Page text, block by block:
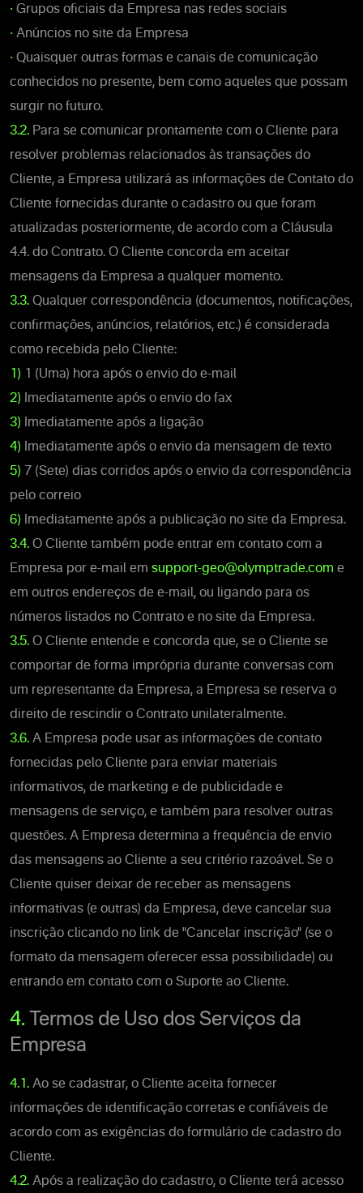
• Grupos oficiais da Empresa nas redes sociais
• Anúncios no site da Empresa
• Quaisquer outras formas e canais de comunicação
conhecidos no presente, bem como aqueles que possam
surgir no futuro.
3.2. Para se comunicar prontamente com o Cliente para
resolver problemas relacionados às transações do
Cliente, a Empresa utilizará as informações de Contato do
Cliente fornecidas durante o cadastro ou que foram
atualizadas posteriormente, de acordo com a Cláusula
4.4. do Contrato. O Cliente concorda em aceitar
mensagens da Empresa a qualquer momento.
3.3. Qualquer correspondência (documentos, notificações,
confirmações, anúncios, relatórios, etc.) é considerada
como recebida pelo Cliente:
1) 1 (Uma) hora após o envio do e-mail
2) Imediatamente após o envio do fax
3) Imediatamente após a ligação
4) Imediatamente após o envio da mensagem de texto
5) 7 (Sete) dias corridos após o envio da correspondência
pelo correio
6)
Imediatamente após a publicação no site da Empresa.
3.4. O Cliente também pode entrar em contato com a
Empresa por e-mail em support-geo@olymptrade.com e
em outros endereços de e-mail, ou ligando para os
números listados no Contrato e no site da Empresa.
3.5. O Cliente entende e concorda que, se o Cliente se
comportar de forma imprópria durante conversas com
um representante da Empresa, a Empresa se reserva o
direito de rescindir o Contrato unilateralmente.
3.6. A Empresa pode usar as informações de contato
fornecidas pelo Cliente para enviar materiais
informativos, de marketing e de publicidade e
mensagens de serviço, e também para resolver outras
questões. A Empresa determina a frequência de envio
das mensagens ao Cliente a seu critério razoável. Se o
Cliente quiser deixar de receber as mensagens
informativas (e outras) da Empresa, deve cancelar sua
inscrição clicando no link de "Cancelar inscrição" (se o
formato da mensagem oferecer essa possibilidade) ou
entrando em contato com o Suporte ao Cliente.
4. Termos de Uso dos Serviços da
Empresa
4.1. Ao se cadastrar, o Cliente aceita fornecer
informações de identificação corretas e confiáveis de
acordo com as exigências do formulário de cadastro do
Cliente.
4.2. Após a realização do cadastro, o Cliente terá acesso